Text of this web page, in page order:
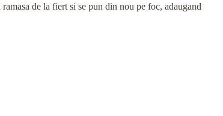
de la fiert si se pun din nou pe foc, adaugand